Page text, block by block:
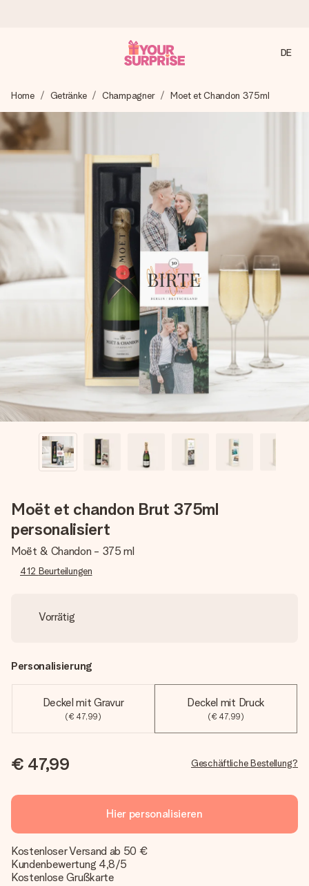
Wir bereiten dein Geschenk sorgfältig vor und schicken es
blitzschnell – damit du es genau zum richtigen Zeitpunkt
überreichen kannst, wenn es am meisten zählt.
4,8 (basierend auf +15.000 Bewertungen)
Unsere Geschenke begeistern. Kunden bewerten uns mit
4,8 bei Google Reviews (Gesamtergebnis aller Länder, in
die wir versenden).
Mit Liebe gemacht, im Handumdrehen
Erstelle etwas Einzigartiges in wenigen Schritten – mit
ihrem Namen, deinem Foto oder einer Nachricht von
Herzen. Kein Stress, nur pure Liebe für den perfekten
DE
Home Getränke Champagner Moet et Chandon 375ml
Moët et chandon Brut 375ml
personalisiert
Moët & Chandon - 375 ml
412 Beurteilungen
Vorrätig
Personalisierung
Deckel mit Gravur
(€ 47,99)
Deckel mit Druck
(€ 47,99)
€ 47,99 Geschäftliche Bestellung?
Hier personalisieren
Kostenloser Versand ab 50 €
Kundenbewertung 4,8/5
Kostenlose Grußkarte